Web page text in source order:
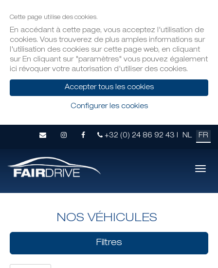
Cette page utilise des cookies.
En accédant à cette page, vous acceptez l'utilisation de
cookies. Vous trouverez de plus amples informations sur
l'utilisation des cookies sur cette page web, en cliquant
sur En cliquant sur "paramètres" vous pouvez également
ici révoquer votre autorisation d'utiliser des cookies.
Accepter tous les cookies
Configurer les cookies
+32 (0) 24 86 92 43 | NL FR
NOS VÉHICULES
Filtres